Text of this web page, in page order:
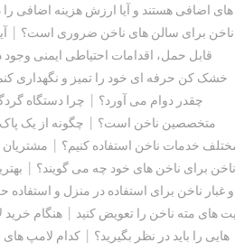
های اضافی هستند و آیا ارزش هزینه اضافی را
ناخن برای سالن های ناخن ضروری است؟
قابل حمل، اقدامات احتیاطی ایمنی وجود
خشک کن حرفه ای خود را تمیز و نگهداری
چقدر دوام می آورد؟
چرا دستگاه
متخصصین ناخن است؟
چگونه از یک پاک
خدمات ناخن استفاده کنیم؟
مشتریان
ناخن برای ناخن های خود چه می گویند؟
و غبار ناخن برای استفاده در منزل و
های مته ناخن را تعویض کنید
|
هایی را باید در نظر بگیرید؟
|کدام لامپ